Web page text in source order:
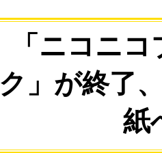
「ニコニ
ク」が終了
紙